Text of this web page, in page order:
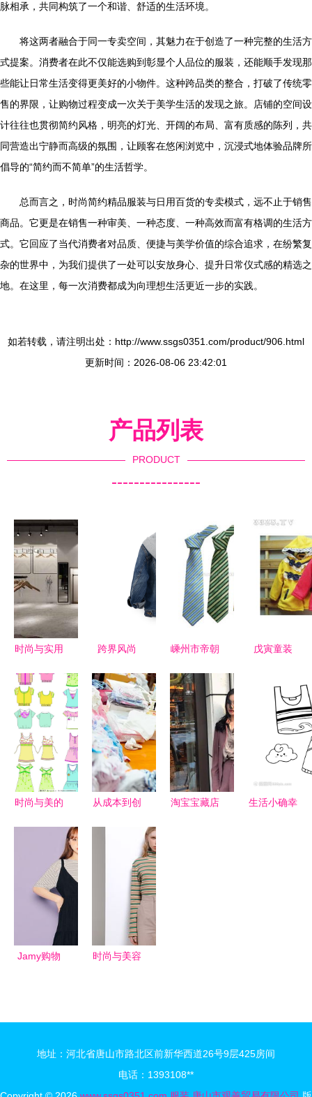
脉相承，共同构筑了一个和谐、舒适的生活环境。
将这两者融合于同一专卖空间，其魅力在于创造了一种完整的生活方
式提案。消费者在此不仅能选购到彰显个人品位的服装，还能顺手发现那
些能让日常生活变得更美好的小物件。这种跨品类的整合，打破了传统零
售的界限，让购物过程变成一次关于美学生活的发现之旅。店铺的空间设
计往往也贯彻简约风格，明亮的灯光、开阔的布局、富有质感的陈列，共
同营造出宁静而高级的氛围，让顾客在悠闲浏览中，沉浸式地体验品牌所
倡导的“简约而不简单”的生活哲学。
总而言之，时尚简约精品服装与日用百货的专卖模式，远不止于销售
商品。它更是在销售一种审美、一种态度、一种高效而富有格调的生活方
式。它回应了当代消费者对品质、便捷与美学价值的综合追求，在纷繁复
杂的世界中，为我们提供了一处可以安放身心、提升日常仪式感的精选之
地。在这里，每一次消费都成为向理想生活更近一步的实践。
如若转载，请注明出处：http://www.ssgs0351.com/product/906.html
更新时间：2026-08-06 23:42:01
产品列表
PRODUCT
----------------
时尚与实用
多维解读
跨界风尚
套童装与化
妆品销售的
静物拍摄美
学
嵊州市帝朝
精品系列与
时尚化妆品
销售的完美
融合
戊寅童装
示与品牌实
力解析
时尚与美的
在化妆品销
售中的创新
应用
从成本到创
装鞋帽制造
业的守卫战
与转型之路
淘宝宝藏店
生活小确幸
Jamy购物
时尚与美容
地址：河北省唐山市路北区前新华西道26号9层425房间
电话：1393108**